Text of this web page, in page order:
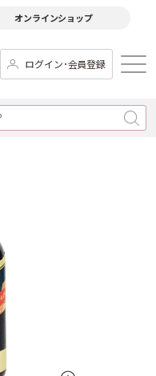
オンラインショップ
ログイン･会員登録